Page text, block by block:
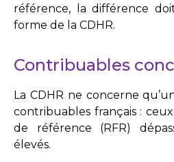
référence, la différence
forme de la CDHR.
Contribuables
La CDHR ne concerne
contribuables français :
de référence (RFR)
élevés.